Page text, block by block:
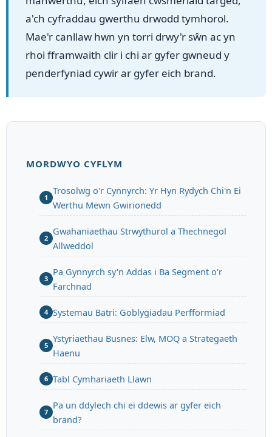
a'ch cyfraddau gwerthu drwodd tymhorol.
Mae'r canllaw hwn yn torri drwy'r sŵn ac yn
rhoi fframwaith clir i chi ar gyfer gwneud y
penderfyniad cywir ar gyfer eich brand.
MORDWYO CYFLYM
1
Trosolwg o'r Cynnyrch: Yr Hyn Rydych Chi'n Ei
Werthu Mewn Gwirionedd
2
Gwahaniaethau Strwythurol a Thechnegol
Allweddol
3
Pa Gynnyrch sy'n Addas i Ba Segment o'r
Farchnad
4 Systemau Batri: Goblygiadau Perfformiad
5
Ystyriaethau Busnes: Elw, MOQ a Strategaeth
Haenu
6 Tabl Cymhariaeth Llawn
7
Pa un ddylech chi ei ddewis ar gyfer eich
brand?